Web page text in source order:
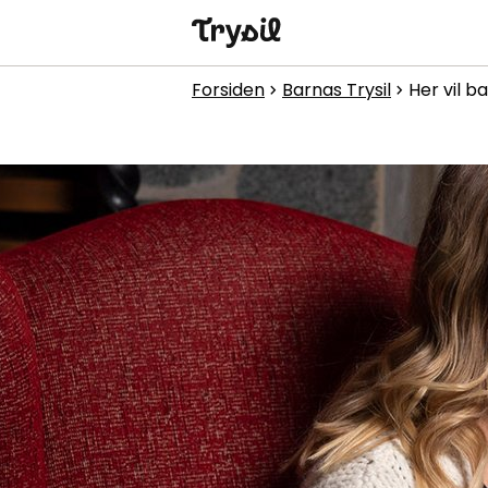
Handel
Spisesteder
Service
Kalender
Forsiden chevron_right Barnas Trysil chevron_right Her vil